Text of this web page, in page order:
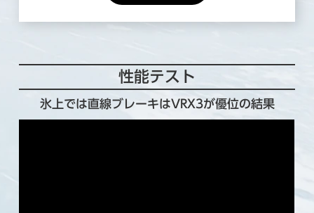
性能テスト
氷上では直線ブレーキはVRX3が優位の結果